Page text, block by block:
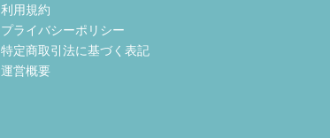
利用規約
プライバシーポリシー
特定商取引法に基づく表記
運営概要